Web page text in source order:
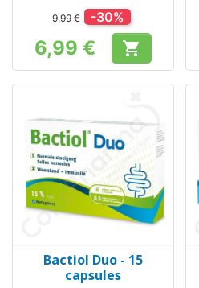
intestinal
9,99 € -30%
Prix
6,99 € 
Bactiol Duo - 15
capsules